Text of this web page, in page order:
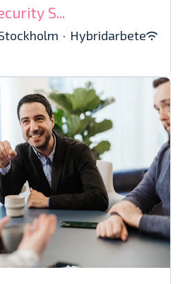
S...
· Hybridarbete